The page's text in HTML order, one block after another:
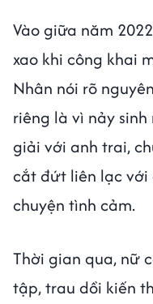
Vào giữa năm
xao khi công khai
Nhân nói rõ
riêng là vì nảy
giải với anh trai,
cắt đứt liên lạc với
chuyện tình cảm.
Thời gian qua, nữ
tập, trau dồi kiến